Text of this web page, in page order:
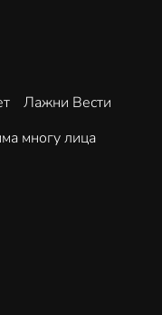
Лажни Вести
многу лица